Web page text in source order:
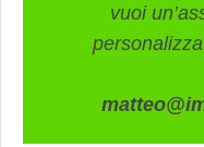
vuoi